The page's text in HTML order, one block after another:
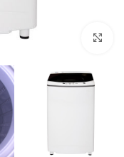
برای بزرگنمایی